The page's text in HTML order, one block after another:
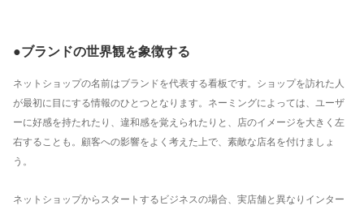
●ブランドの世界観を象徴する
ネットショップの名前はブランドを代表する看板です。ショップを訪れた人
が最初に目にする情報のひとつとなります。ネーミングによっては、ユーザ
ーに好感を持たれたり、違和感を覚えられたりと、店のイメージを大きく左
右することも。顧客への影響をよく考えた上で、素敵な店名を付けましょ
う。
ネットショップからスタートするビジネスの場合、実店舗と異なりインター